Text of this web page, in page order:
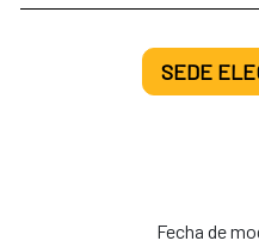
SEDE
Fecha de